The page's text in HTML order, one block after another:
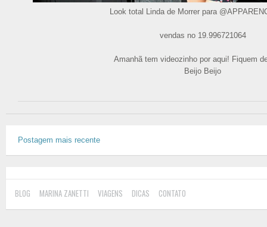
Look total Linda de Morrer para
vendas no 19.996721064
Amanhã tem videozinho por aqui! Fiquem
Beijo Beijo
Postagem mais recente
BLOG MARINA ZANETTI VIAGENS DICAS CONTATO